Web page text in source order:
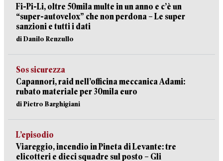
Fi-Pi-Li, oltre 50mila multe in un anno e c’è un
“super-autovelox” che non perdona – Le super
sanzioni e tutti i dati
di Danilo Renzullo
Sos sicurezza
Capannori, raid nell’officina meccanica Adami:
rubato materiale per 30mila euro
di Pietro Barghigiani
L’episodio
Viareggio, incendio in Pineta di Levante: tre
elicotteri e dieci squadre sul posto – Gli